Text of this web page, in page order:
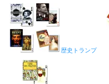
歴史トランプ